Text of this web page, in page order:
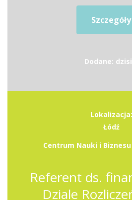
Szczegóły
Dodane:
Lokalizacja:
Łódź
Centrum Nauki i Biznesu
Referent ds.
Dziale